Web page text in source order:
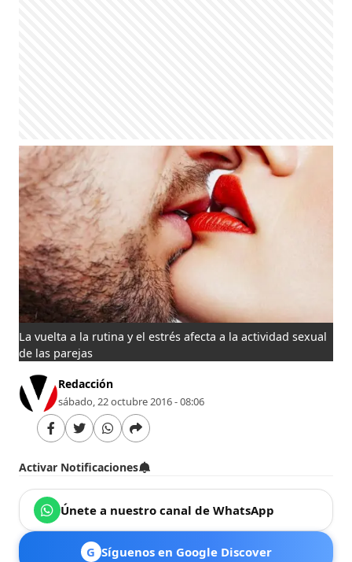
La vuelta a la rutina y el estrés afecta a la actividad sexual
de las parejas
Redacción
sábado, 22 octubre 2016 - 08:06
Activar Notificaciones
Únete a nuestro canal de WhatsApp
G Síguenos en Google Discover